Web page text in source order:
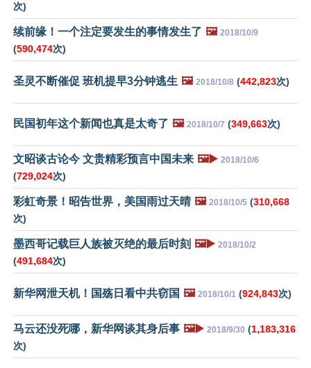
次)
续前缘！一个注定要发生的事情发生了 🖼️ 2018/10/9
(590,474次)
圣灵不断催促 班机提早3分钟逃生 🖼️ 2018/10/8 (442,823次)
民国初年这个新闻也真是太奇了 🖼️ 2018/10/7 (349,663次)
文昭谈古论今 文贵精彩预言中国未来 🖼️▶️ 2018/10/6
(729,024次)
彩虹奇景！昭告世界，美国雨过天晴 🖼️ 2018/10/5 (310,668
次)
墨西哥记载巨人族被灭绝的最后时刻 🖼️▶️ 2018/10/2
(491,684次)
新华网泄天机！国殇日看中共窃国 🖼️ 2018/10/1 (924,843次)
马云还没死哪，新华网谈其身后事 🖼️▶️ 2018/9/30 (1,183,316
次)